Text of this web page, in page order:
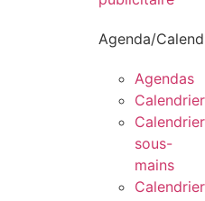
Agenda/
Agendas
Calendrier
sous-
mains
Calendrier